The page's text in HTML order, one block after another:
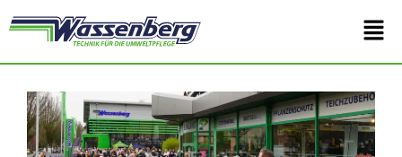
Inhalt
springen
Main